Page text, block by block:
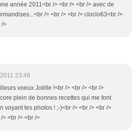
année 2011<br /> <br /> <br /> avec de
/> <br /> <br /> cloclo63<br />
/>
23:48
voeux Joëlle !<br /> <br /> <br />
plein de bonnes recettes qui me font
voyant tes photos ! ;-)<br /> <br /> <br />
> <br /> <br />